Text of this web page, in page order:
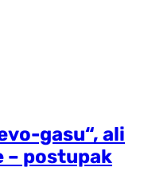
gasu“, ali
– postupak